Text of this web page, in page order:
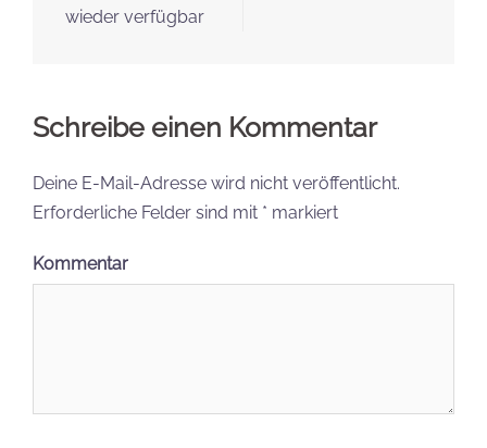
wieder verfügbar
Schreibe einen Kommentar
Deine E-Mail-Adresse wird nicht veröffentlicht.
Erforderliche Felder sind mit * markiert
Kommentar